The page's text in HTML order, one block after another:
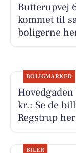
Butterupvej
kommet til
boligerne
BOLIGMARKED
kr.: Se de
Regstrup her
BILER